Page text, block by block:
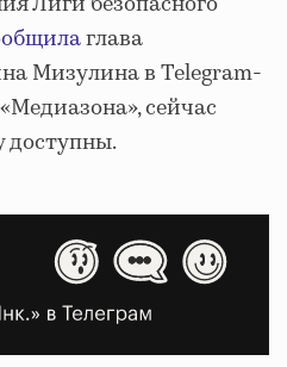
глава
Мизулина в Telegram-
сейчас
доступны.